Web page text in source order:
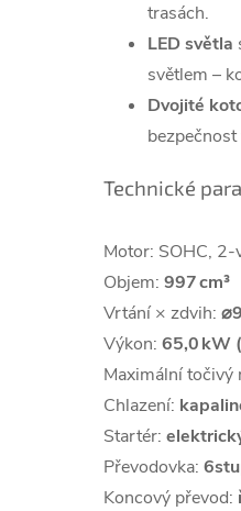
trasách.
LED světla
světlem –
Dvojité
Technické
Motor: SOHC,
Objem: 997 cm³
Vrtání × zdvih:
Výkon: 65,0 kW
Maximální točivý
Chlazení:
Startér:
Převodovka:
Koncový převod: